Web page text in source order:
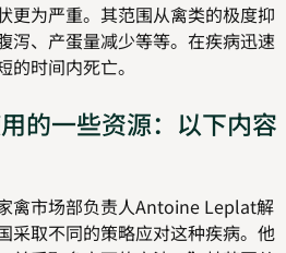
更为严重。其范围从禽类的极度抑
泻、产蛋量减少等等。在疾病迅速
时间内死亡。
的一些资源：以下内容
禽市场部负责人Antoine Leplat解
取不同的策略应对这种疾病。他